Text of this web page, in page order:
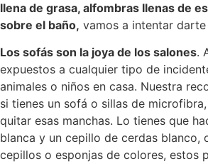
llena de grasa, alfombras llenas de
sobre el baño, vamos a intentar
Los sofás son la joya de los salones.
expuestos a cualquier tipo de
animales o niños en casa. Nuestra
si tienes un sofá o sillas de
quitar esas manchas. Lo tienes que
blanca y un cepillo de cerdas blanco,
cepillos o esponjas de colores, estos